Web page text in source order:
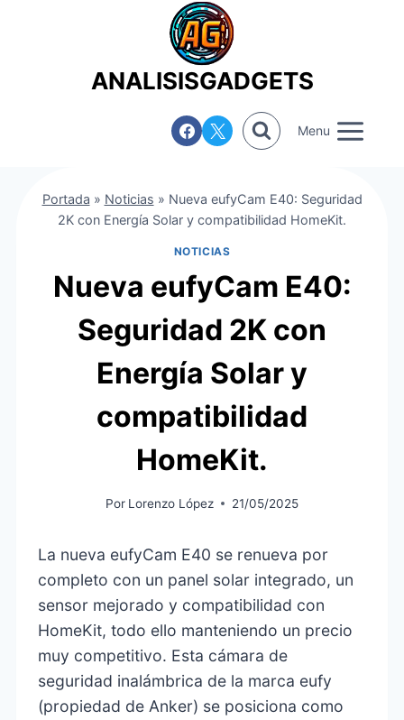
ANALISISGADGETS
Menu
Portada » Noticias » Nueva eufyCam E40: Seguridad
2K con Energía Solar y compatibilidad HomeKit.
NOTICIAS
Nueva eufyCam E40:
Seguridad 2K con
Energía Solar y
compatibilidad
HomeKit.
Por Lorenzo López 21/05/2025
La nueva eufyCam E40 se renueva por
completo con un panel solar integrado, un
sensor mejorado y compatibilidad con
HomeKit, todo ello manteniendo un precio
muy competitivo. Esta cámara de
seguridad inalámbrica de la marca eufy
(propiedad de Anker) se posiciona como